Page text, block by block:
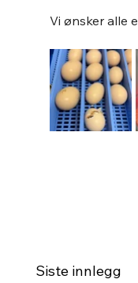
Vi ønsker alle
Siste innlegg